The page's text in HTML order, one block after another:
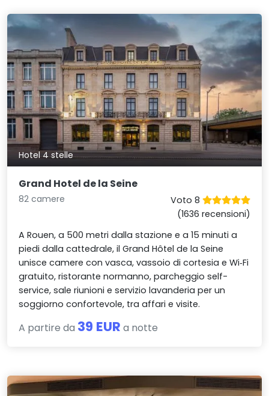
Hotel 4 stelle
Grand Hotel de la Seine
82 camere
Voto 8
(1636 recensioni)
A Rouen, a 500 metri dalla stazione e a 15 minuti a
piedi dalla cattedrale, il Grand Hôtel de la Seine
unisce camere con vasca, vassoio di cortesia e Wi‑Fi
gratuito, ristorante normanno, parcheggio self-
service, sale riunioni e servizio lavanderia per un
soggiorno confortevole, tra affari e visite.
A partire da 39 EUR a notte